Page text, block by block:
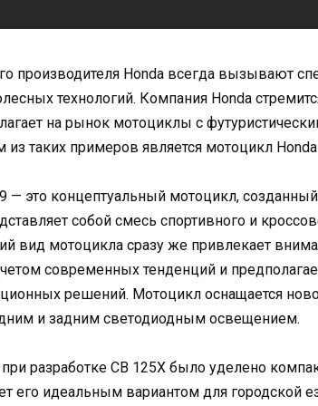
производителя Honda всегда вызывают
технологий. Компания Honda
на рынок мотоциклы с
таких примеров является мотоцикл
— это концептуальный мотоцикл,
собой смесь спортивного и
вид мотоцикла сразу же привлекает
современных тенденций и
решений. Мотоцикл оснащается
и задним светодиодным освещением.
разработке CB 125X было уделено
его идеальным вариантом для городской